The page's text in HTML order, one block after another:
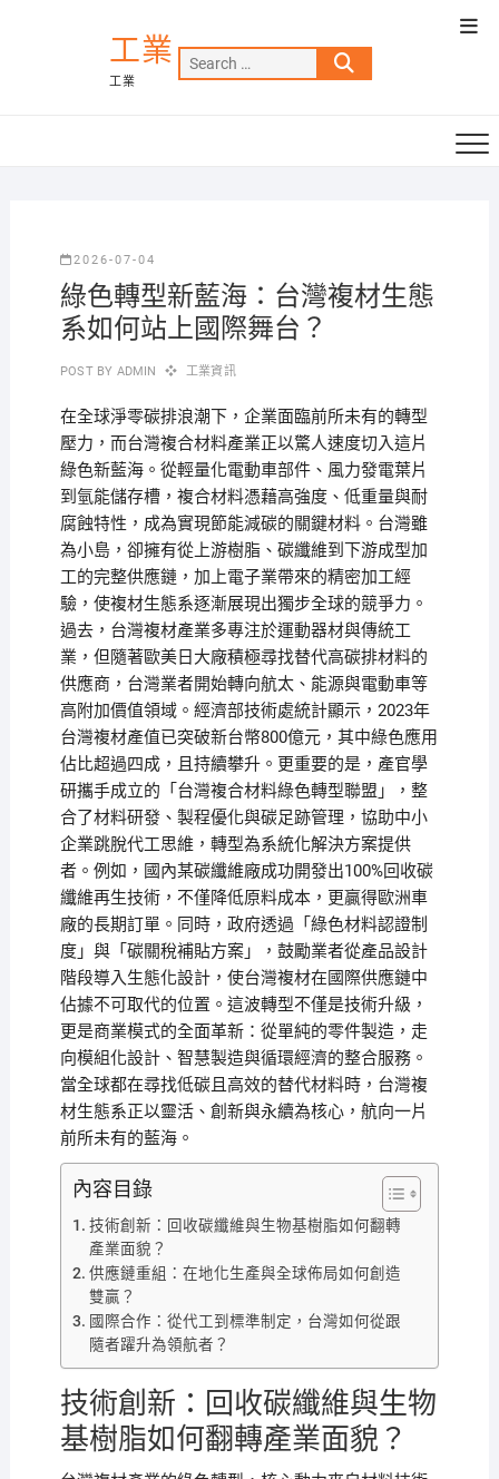
工業
工業
Search
…
2026-07-04
綠色轉型新藍海：台灣複材生態
系如何站上國際舞台？
POST BY ADMIN 工業資訊
在全球淨零碳排浪潮下，企業面臨前所未有的轉型
壓力，而台灣複合材料產業正以驚人速度切入這片
綠色新藍海。從輕量化電動車部件、風力發電葉片
到氫能儲存槽，複合材料憑藉高強度、低重量與耐
腐蝕特性，成為實現節能減碳的關鍵材料。台灣雖
為小島，卻擁有從上游樹脂、碳纖維到下游成型加
工的完整供應鏈，加上電子業帶來的精密加工經
驗，使複材生態系逐漸展現出獨步全球的競爭力。
過去，台灣複材產業多專注於運動器材與傳統工
業，但隨著歐美日大廠積極尋找替代高碳排材料的
供應商，台灣業者開始轉向航太、能源與電動車等
高附加價值領域。經濟部技術處統計顯示，2023年
台灣複材產值已突破新台幣800億元，其中綠色應用
佔比超過四成，且持續攀升。更重要的是，產官學
研攜手成立的「台灣複合材料綠色轉型聯盟」，整
合了材料研發、製程優化與碳足跡管理，協助中小
企業跳脫代工思維，轉型為系統化解決方案提供
者。例如，國內某碳纖維廠成功開發出100%回收碳
纖維再生技術，不僅降低原料成本，更贏得歐洲車
廠的長期訂單。同時，政府透過「綠色材料認證制
度」與「碳關稅補貼方案」，鼓勵業者從產品設計
階段導入生態化設計，使台灣複材在國際供應鏈中
佔據不可取代的位置。這波轉型不僅是技術升級，
更是商業模式的全面革新：從單純的零件製造，走
向模組化設計、智慧製造與循環經濟的整合服務。
當全球都在尋找低碳且高效的替代材料時，台灣複
材生態系正以靈活、創新與永續為核心，航向一片
前所未有的藍海。
內容目錄
技術創新：回收碳纖維與生物基樹脂如何翻轉
產業面貌？
供應鏈重組：在地化生產與全球佈局如何創造
雙贏？
國際合作：從代工到標準制定，台灣如何從跟
隨者躍升為領航者？
技術創新：回收碳纖維與生物
基樹脂如何翻轉產業面貌？